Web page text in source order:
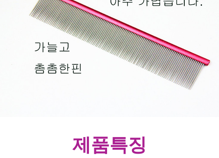
제품특징